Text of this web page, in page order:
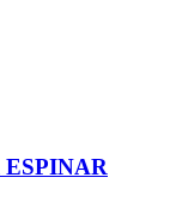
ESPINAR